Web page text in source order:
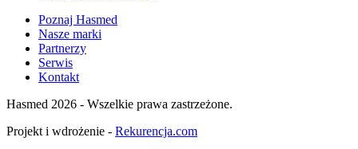
Poznaj Hasmed
Nasze marki
Partnerzy
Serwis
Kontakt
Hasmed 2026 - Wszelkie prawa zastrzeżone.
Projekt i wdrożenie - Rekurencja.com